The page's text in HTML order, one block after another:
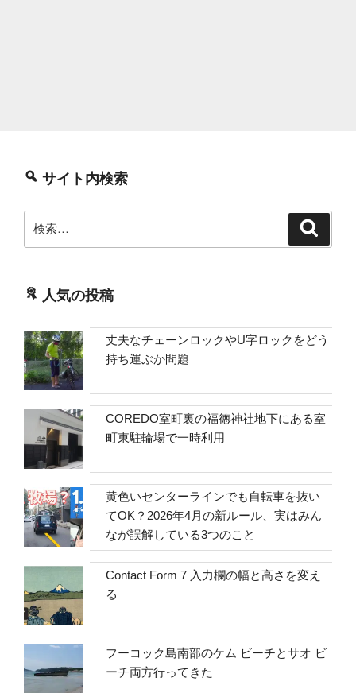
サイト内検索
索:
人気の投稿
丈夫なチェーンロックやU字ロックをどう
持ち運ぶか問題
COREDO室町裏の福徳神社地下にある室
町東駐輪場で一時利用
黄色いセンターラインでも自転車を抜い
てOK？2026年4月の新ルール、実はみん
なが誤解している3つのこと
Contact Form 7 入力欄の幅と高さを変え
る
フーコック島南部のケム ビーチとサオ ビ
ーチ両方行ってきた